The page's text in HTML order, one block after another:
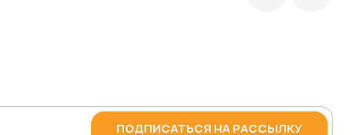
ПОДПИСАТЬСЯ НА РАССЫЛКУ